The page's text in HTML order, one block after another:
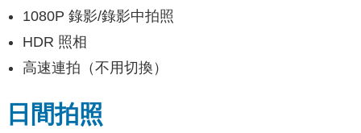
1080P 錄影/錄影中拍照
HDR 照相
高速連拍（不用切換）
日間拍照